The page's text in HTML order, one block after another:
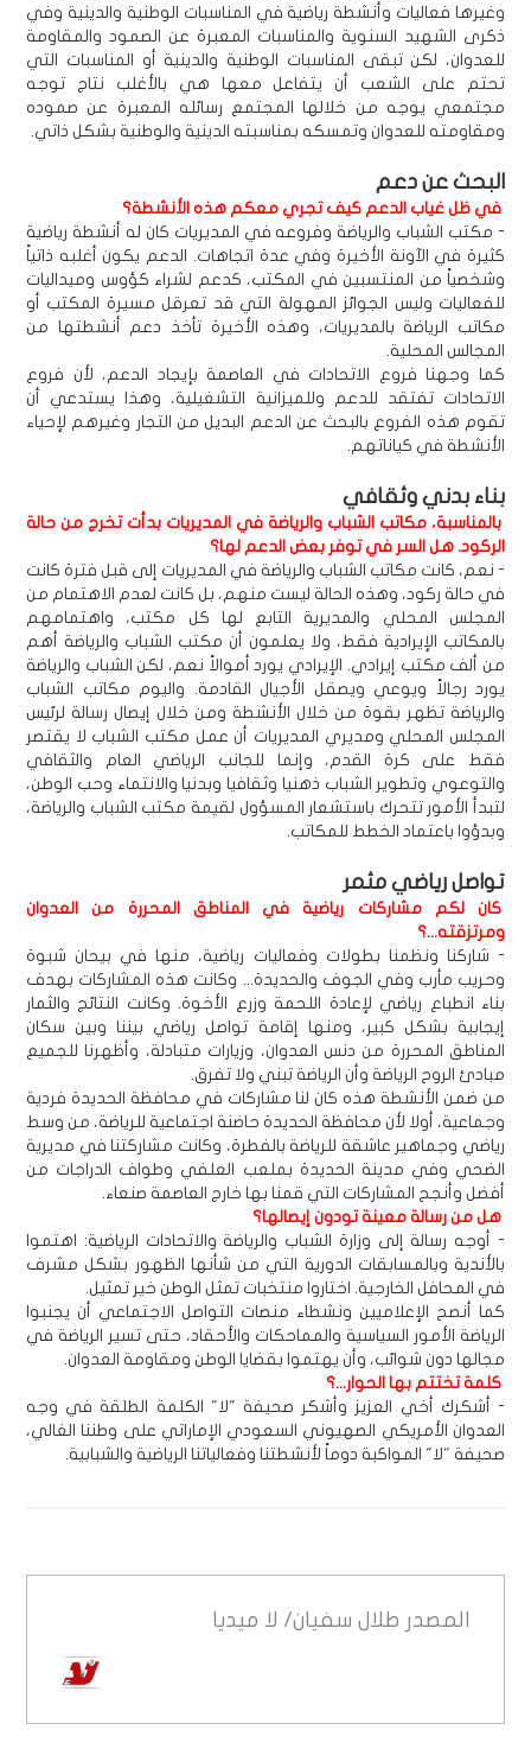
وغيرها فعاليات وأنشطة رياضية في المناسبات الوطنية والدينية وفي
ذكرى الشهيد السنوية والمناسبات المعبرة عن الصمود والمقاومة
للعدوان، لكن تبقى المناسبات الوطنية والدينية أو المناسبات التي
تحتم على الشعب أن يتفاعل معها هي بالأغلب نتاج توجه
مجتمعي يوجه من خلالها المجتمع رسائله المعبرة عن صموده
ومقاومته للعدوان وتمسكه بمناسبته الدينية والوطنية بشكل ذاتي.
البحث عن دعم
في ظل غياب الدعم كيف تجري معكم هذه الأنشطة؟
- مكتب الشباب والرياضة وفروعه في المديريات كان له أنشطة رياضية
كثيرة في الآونة الأخيرة وفي عدة اتجاهات. الدعم يكون أغلبه ذاتياً
وشخصياً من المنتسبين في المكتب، كدعم لشراء كؤوس وميداليات
للفعاليات وليس الجوائز المهولة التي قد تعرقل مسيرة المكتب أو
مكاتب الرياضة بالمديريات، وهذه الأخيرة تأخذ دعم أنشطتها من
المجالس المحلية.
كما وجهنا فروع الاتحادات في العاصمة بإيجاد الدعم، لأن فروع
الاتحادات تفتقد للدعم وللميزانية التشغيلية، وهذا يستدعي أن
تقوم هذه الفروع بالبحث عن الدعم البديل من التجار وغيرهم لإحياء
الأنشطة في كياناتهم.
بناء بدني وثقافي
بالمناسبة، مكاتب الشباب والرياضة في المديريات بدأت تخرج من حالة
الركود. هل السر في توفر بعض الدعم لها؟
- نعم، كانت مكاتب الشباب والرياضة في المديريات إلى قبل فترة كانت
في حالة ركود، وهذه الحالة ليست منهم، بل كانت لعدم الاهتمام من
المجلس المحلي والمديرية التابع لها كل مكتب، واهتمامهم
بالمكاتب الإيرادية فقط، ولا يعلمون أن مكتب الشباب والرياضة أهم
من ألف مكتب إيرادي. الإيرادي يورد أموالاً نعم، لكن الشباب والرياضة
يورد رجالاً ويوعي ويصقل الأجيال القادمة. واليوم مكاتب الشباب
والرياضة تظهر بقوة من خلال الأنشطة ومن خلال إيصال رسالة لرئيس
المجلس المحلي ومديري المديريات أن عمل مكتب الشباب لا يقتصر
فقط على كرة القدم، وإنما للجانب الرياضي العام والثقافي
والتوعوي وتطوير الشباب ذهنيا وثقافيا وبدنيا والانتماء وحب الوطن،
لتبدأ الأمور تتحرك باستشعار المسؤول لقيمة مكتب الشباب والرياضة،
وبدؤوا باعتماد الخطط للمكاتب.
تواصل رياضي مثمر
كان لكم مشاركات رياضية في المناطق المحررة من العدوان
ومرتزقته...؟
- شاركنا ونظمنا بطولات وفعاليات رياضية، منها في بيحان شبوة
وحريب مأرب وفي الجوف والحديدة... وكانت هذه المشاركات بهدف
بناء انطباع رياضي لإعادة اللحمة وزرع الأخوة. وكانت النتائج والثمار
إيجابية بشكل كبير، ومنها إقامة تواصل رياضي بيننا وبين سكان
المناطق المحررة من دنس العدوان، وزيارات متبادلة، وأظهرنا للجميع
مبادئ الروح الرياضة وأن الرياضة تبني ولا تفرق.
من ضمن الأنشطة هذه كان لنا مشاركات في محافظة الحديدة فردية
وجماعية، أولا لأن محافظة الحديدة حاضنة اجتماعية للرياضة، من وسط
رياضي وجماهير عاشقة للرياضة بالفطرة، وكانت مشاركتنا في مديرية
الضحي وفي مدينة الحديدة بملعب العلفي وطواف الدراجات من
أفضل وأنجح المشاركات التي قمنا بها خارج العاصمة صنعاء.
هل من رسالة معينة تودون إيصالها؟
- أوجه رسالة إلى وزارة الشباب والرياضة والاتحادات الرياضية: اهتموا
بالأندية وبالمسابقات الدورية التي من شأنها الظهور بشكل مشرف
في المحافل الخارجية. اختاروا منتخبات تمثل الوطن خير تمثيل.
كما أنصح الإعلاميين ونشطاء منصات التواصل الاجتماعي أن يجنبوا
الرياضة الأمور السياسية والمماحكات والأحقاد، حتى تسير الرياضة في
مجالها دون شوائب، وأن يهتموا بقضايا الوطن ومقاومة العدوان.
كلمة تختتم بها الحوار...؟
- أشكرك أخي العزيز وأشكر صحيفة "لا" الكلمة الطلقة في وجه
العدوان الأمريكي الصهيوني السعودي الإماراتي على وطننا الغالي،
صحيفة "لا" المواكبة دوماً لأنشطتنا وفعالياتنا الرياضية والشبابية.
المصدر طلال سفيان/ لا ميديا